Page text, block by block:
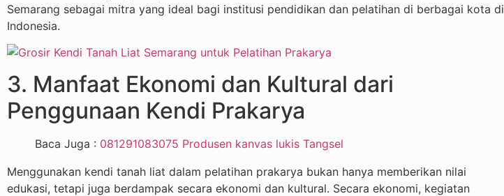
Semarang sebagai mitra yang ideal bagi institusi pendidikan dan pelatihan di berbagai kota di
Indonesia.
3. Manfaat Ekonomi dan Kultural dari
Penggunaan Kendi Prakarya
Baca Juga : 081291083075 Produsen kanvas lukis Tangsel
Menggunakan kendi tanah liat dalam pelatihan prakarya bukan hanya memberikan nilai
edukasi, tetapi juga berdampak secara ekonomi dan kultural. Secara ekonomi, kegiatan